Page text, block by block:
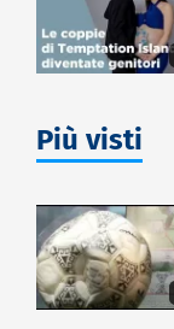
Più visti